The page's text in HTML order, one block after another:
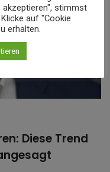
Diese Trend
akzeptieren", stimmst
auf "Cookie
erhalten.